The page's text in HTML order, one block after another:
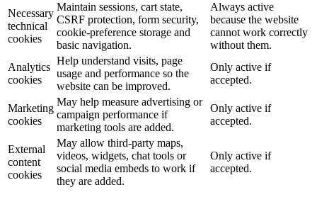
Necessary
technical
cookies
Maintain sessions, cart state,
CSRF protection, form security,
cookie-preference storage and
basic navigation.
Always active
because the website
cannot work correctly
without them.
Analytics
cookies
Help understand visits, page
usage and performance so the
website can be improved.
Only active if
accepted.
Marketing
cookies
May help measure advertising or
campaign performance if
marketing tools are added.
Only active if
accepted.
External
content
cookies
May allow third-party maps,
videos, widgets, chat tools or
social media embeds to work if
they are added.
Only active if
accepted.